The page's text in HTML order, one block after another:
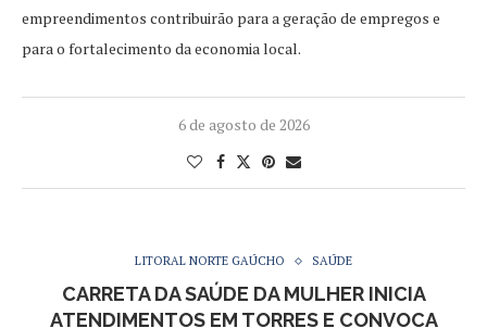
empreendimentos contribuirão para a geração de empregos e
para o fortalecimento da economia local.
6 de agosto de 2026
LITORAL NORTE GAÚCHO SAÚDE
CARRETA DA SAÚDE DA MULHER INICIA
ATENDIMENTOS EM TORRES E CONVOCA